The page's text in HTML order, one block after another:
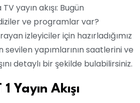
yayın akışı: Bugün
ve programlar var?
izleyiciler için hazırladığımız
yapımlarının saatlerini ve
detaylı bir şekilde bulabilirsiniz.
Yayın Akışı